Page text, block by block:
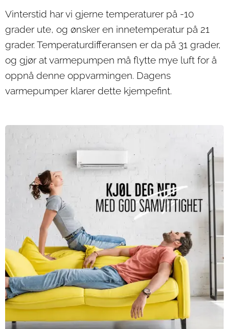
Vinterstid har vi gjerne temperaturer på -10
grader ute, og ønsker en innetemperatur på 21
grader. Temperaturdifferansen er da på 31 grader,
og gjør at varmepumpen må flytte mye luft for å
oppnå denne oppvarmingen. Dagens
varmepumper klarer dette kjempefint.